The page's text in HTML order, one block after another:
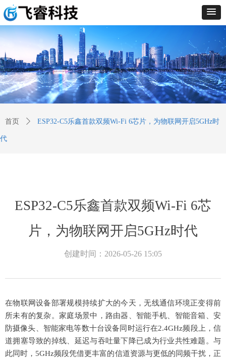
首页 ꄲ ESP32-C5乐鑫首款双频Wi-Fi 6芯片，为物联网开启5GHz时
代
ESP32-C5乐鑫首款双频Wi-Fi 6芯
片，为物联网开启5GHz时代
创建时间： 2026-05-26 15:05
在物联网设备部署规模持续扩大的今天，无线通信环境正变得前
所未有的复杂。家庭场景中，路由器、智能手机、智能音箱、安
防摄像头、智能家电等数十台设备同时运行在2.4GHz频段上，信
道拥塞导致的掉线、延迟与吞吐量下降已成为行业共性难题。与
此同时，5GHz频段凭借更丰富的信道资源与更低的同频干扰，正